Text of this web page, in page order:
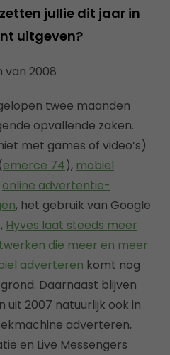
jullie dit jaar in
uitgeven?
van 2008
twee maanden
opvallende zaken.
met games of video’s)
emerce 74), mobiel
online advertentie-
, het gebruik van Google
Hyves laat steeds meer
die meer en meer
adverteren komt nog
Daarnaast blijven
2007 natuurlijk ook in
adverteren,
en Live Messengers